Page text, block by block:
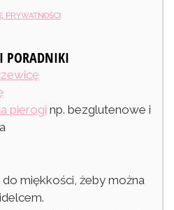
PRYWATNOŚCI
PORADNIKI
pierogi np. bezglutenowe i
miękkości, żeby można